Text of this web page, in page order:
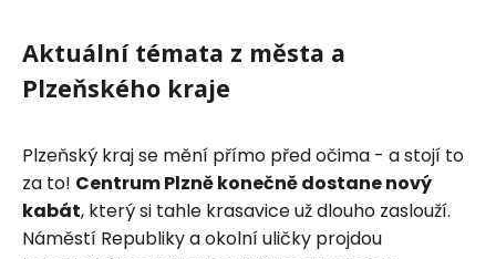
Aktuální témata z města a
Plzeňského kraje
Plzeňský kraj se mění přímo před očima - a stojí to
za to! Centrum Plzně konečně dostane nový
kabát, který si tahle krasavice už dlouho zaslouží.
Náměstí Republiky a okolní uličky projdou